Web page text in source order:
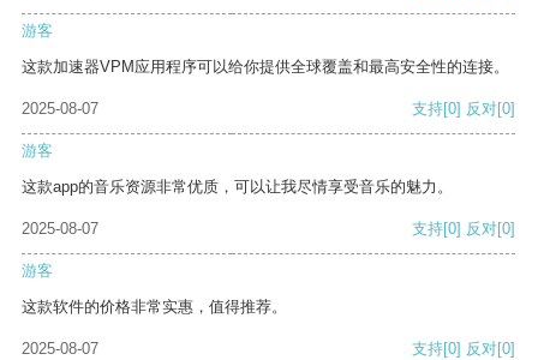
游客
这款加速器VPM应用程序可以给你提供全球覆盖和最高安全性的连接。
2025-08-07 支持[0] 反对[0]
游客
这款app的音乐资源非常优质，可以让我尽情享受音乐的魅力。
2025-08-07 支持[0] 反对[0]
游客
这款软件的价格非常实惠，值得推荐。
2025-08-07 支持[0] 反对[0]